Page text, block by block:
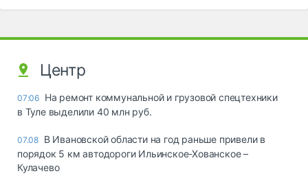
Центр
07:06 На ремонт коммунальной и грузовой спецтехники
в Туле выделили 40 млн руб.
07.08 В Ивановской области на год раньше привели в
порядок 5 км автодороги Ильинское-Хованское –
Кулачево